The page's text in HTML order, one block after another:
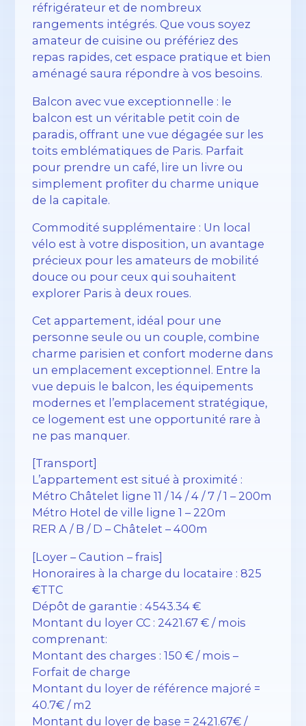
réfrigérateur et de nombreux
rangements intégrés. Que vous soyez
amateur de cuisine ou préfériez des
repas rapides, cet espace pratique et bien
aménagé saura répondre à vos besoins.
Balcon avec vue exceptionnelle : le
balcon est un véritable petit coin de
paradis, offrant une vue dégagée sur les
toits emblématiques de Paris. Parfait
pour prendre un café, lire un livre ou
simplement profiter du charme unique
de la capitale.
Commodité supplémentaire : Un local
vélo est à votre disposition, un avantage
précieux pour les amateurs de mobilité
douce ou pour ceux qui souhaitent
explorer Paris à deux roues.
Cet appartement, idéal pour une
personne seule ou un couple, combine
charme parisien et confort moderne dans
un emplacement exceptionnel. Entre la
vue depuis le balcon, les équipements
modernes et l’emplacement stratégique,
ce logement est une opportunité rare à
ne pas manquer.
[Transport]
L’appartement est situé à proximité :
Métro Châtelet ligne 11 / 14 / 4 / 7 / 1 – 200m
Métro Hotel de ville ligne 1 – 220m
RER A / B / D – Châtelet – 400m
[Loyer – Caution – frais]
Honoraires à la charge du locataire : 825
€TTC
Dépôt de garantie : 4543.34 €
Montant du loyer CC : 2421.67 € / mois
comprenant:
Montant des charges : 150 € / mois –
Forfait de charge
Montant du loyer de référence majoré =
40.7€ / m2
Montant du loyer de base = 2421.67€ /